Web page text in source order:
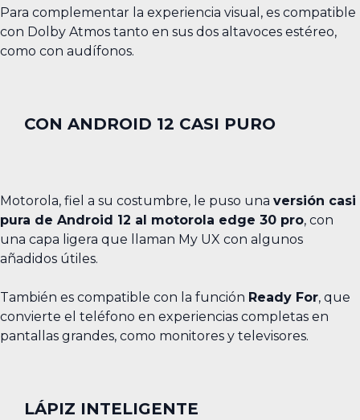
Para complementar la experiencia visual, es compatible
con Dolby Atmos tanto en sus dos altavoces estéreo,
como con audífonos.
CON ANDROID 12 CASI PURO
Motorola, fiel a su costumbre, le puso una versión casi
pura de Android 12 al motorola edge 30 pro, con
una capa ligera que llaman My UX con algunos
añadidos útiles.
También es compatible con la función Ready For, que
convierte el teléfono en experiencias completas en
pantallas grandes, como monitores y televisores.
LÁPIZ INTELIGENTE